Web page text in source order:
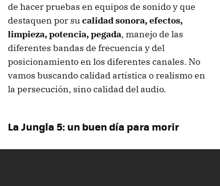
de hacer pruebas en equipos de sonido y que
destaquen por sucalidad sonora, efectos,
limpieza, potencia, pegada, manejo de las
diferentes bandas de frecuencia y del
posicionamiento en los diferentes canales. No
vamos buscando calidad artística o realismo en
la persecución, sino calidad del audio.
La Jungla 5: un buen día para morir